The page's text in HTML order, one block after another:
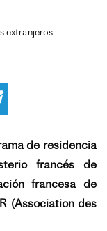
extranjeros
de residencia
francés de
francesa de
(Association des